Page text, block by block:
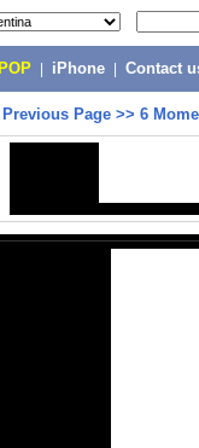
iPhone Contact
Previous Page >> 6